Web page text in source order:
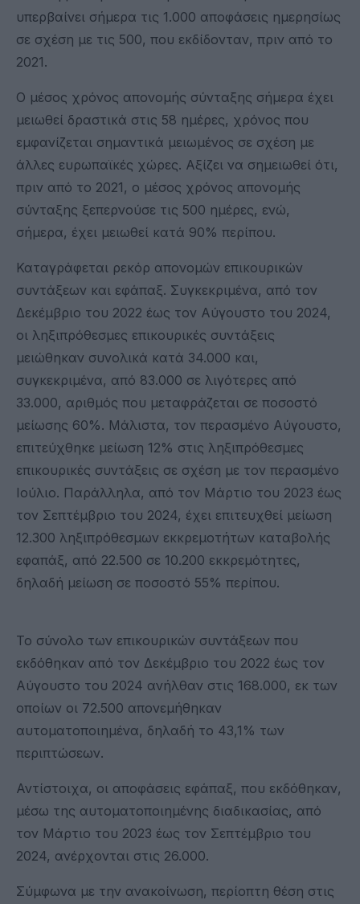
υπερβαίνει σήμερα τις 1.000 αποφάσεις ημερησίως
σε σχέση με τις 500, που εκδίδονταν, πριν από το
2021.
Ο μέσος χρόνος απονομής σύνταξης σήμερα έχει
μειωθεί δραστικά στις 58 ημέρες, χρόνος που
εμφανίζεται σημαντικά μειωμένος σε σχέση με
άλλες ευρωπαϊκές χώρες. Αξίζει να σημειωθεί ότι,
πριν από το 2021, ο μέσος χρόνος απονομής
σύνταξης ξεπερνούσε τις 500 ημέρες, ενώ,
σήμερα, έχει μειωθεί κατά 90% περίπου.
Καταγράφεται ρεκόρ απονομών επικουρικών
συντάξεων και εφάπαξ. Συγκεκριμένα, από τον
Δεκέμβριο του 2022 έως τον Αύγουστο του 2024,
οι ληξιπρόθεσμες επικουρικές συντάξεις
μειώθηκαν συνολικά κατά 34.000 και,
συγκεκριμένα, από 83.000 σε λιγότερες από
33.000, αριθμός που μεταφράζεται σε ποσοστό
μείωσης 60%. Μάλιστα, τον περασμένο Αύγουστο,
επιτεύχθηκε μείωση 12% στις ληξιπρόθεσμες
επικουρικές συντάξεις σε σχέση με τον περασμένο
Ιούλιο. Παράλληλα, από τον Μάρτιο του 2023 έως
τον Σεπτέμβριο του 2024, έχει επιτευχθεί μείωση
12.300 ληξιπρόθεσμων εκκρεμοτήτων καταβολής
εφαπάξ, από 22.500 σε 10.200 εκκρεμότητες,
δηλαδή μείωση σε ποσοστό 55% περίπου.
Το σύνολο των επικουρικών συντάξεων που
εκδόθηκαν από τον Δεκέμβριο του 2022 έως τον
Αύγουστο του 2024 ανήλθαν στις 168.000, εκ των
οποίων οι 72.500 απονεμήθηκαν
αυτοματοποιημένα, δηλαδή το 43,1% των
περιπτώσεων.
Αντίστοιχα, οι αποφάσεις εφάπαξ, που εκδόθηκαν,
μέσω της αυτοματοποιημένης διαδικασίας, από
τον Μάρτιο του 2023 έως τον Σεπτέμβριο του
2024, ανέρχονται στις 26.000.
Σύμφωνα με την ανακοίνωση, περίοπτη θέση στις